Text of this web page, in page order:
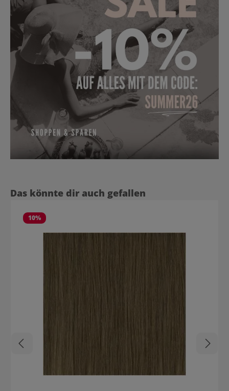
Produktgalerie überspringen
Das könnte dir auch gefallen
10%